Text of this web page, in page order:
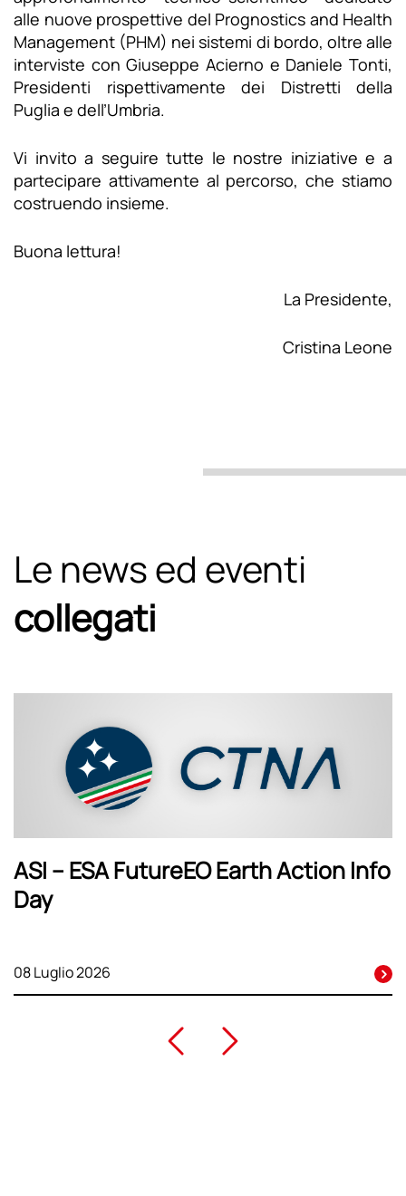
alle nuove prospettive del Prognostics and Health
Management (PHM) nei sistemi di bordo, oltre alle
interviste con Giuseppe Acierno e Daniele Tonti,
Presidenti rispettivamente dei Distretti della
Puglia e dell’Umbria.
Vi invito a seguire tutte le nostre iniziative e a
partecipare attivamente al percorso, che stiamo
costruendo insieme.
Buona lettura!
La Presidente,
Cristina Leone
Le news ed eventi
collegati
ASI – ESA FutureEO Earth Action Info
Day
08 Luglio 2026